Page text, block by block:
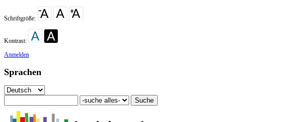
Schriftgröße:
Kontrast:
Anmelden
Sprachen
Suchformular
Search for